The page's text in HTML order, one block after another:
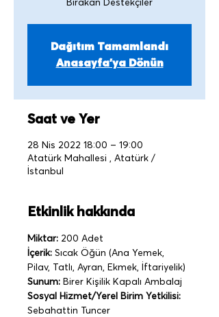
Bırakan Destekçiler
Dağıtım Tamamlandı
Anasayfa'ya Dönün
Saat ve Yer
28 Nis 2022 18:00 – 19:00
Atatürk Mahallesi , Atatürk /
İstanbul
Etkinlik hakkında
Miktar: 200 Adet
İçerik: Sıcak Öğün (Ana Yemek,
Pilav, Tatlı, Ayran, Ekmek, İftariyelik)
Sunum: Birer Kişilik Kapalı Ambalaj
Sosyal Hizmet/Yerel Birim Yetkilisi:
Sebahattin Tuncer